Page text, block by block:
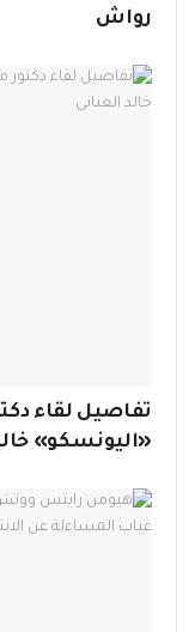
رواش
تفاصيل لقاء
«اليونسكو»